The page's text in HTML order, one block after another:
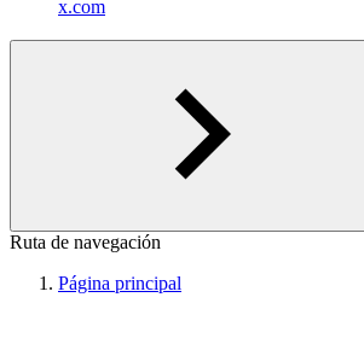
x.com
Ruta de navegación
Página principal